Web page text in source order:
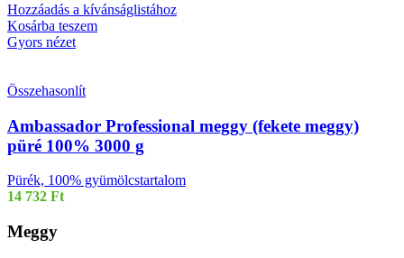
Hozzáadás a kívánságlistához
Kosárba teszem
Gyors nézet
Összehasonlít
Ambassador Professional meggy (fekete meggy)
püré 100% 3000 g
Pürék, 100% gyümölcstartalom
14 732 Ft
Meggy